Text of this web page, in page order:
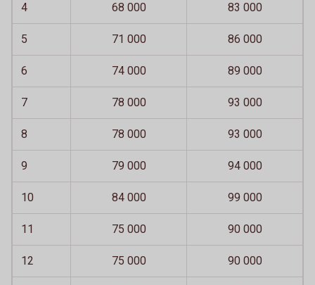
4 68 000 83 000
5 71 000 86 000
6 74 000 89 000
7 78 000 93 000
8 78 000 93 000
9 79 000 94 000
10 84 000 99 000
11 75 000 90 000
12 75 000 90 000